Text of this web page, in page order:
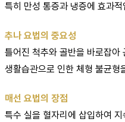
특히 만성 통증과 냉증에 효과적
추나 요법의 중요성
틀어진 척추와 골반을 바로잡아
생활습관으로 인한 체형 불균형
매선 요법의 장점
특수 실을 혈자리에 삽입하여